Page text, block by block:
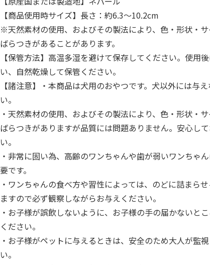
【商品使用時サイズ】長さ：約6.3～10.2cm
※天然素材の使用、およびその製法により、色・形状・サ
ばらつきがあることがあります。
【保管方法】高温多湿を避けて保存してください。使用
い、自然乾燥して保管ください。
【諸注意】・本商品は犬用のおやつです。犬以外には与
い。
・天然素材の使用、およびその製法により、色・形状・
ばらつきがありますが品質には問題ありません。安心し
い。
・非常に固い為、高齢のワンちゃんや歯が弱いワンちゃ
要です。
・ワンちゃんの食べ方や習性によっては、のどに詰まら
ますので必ず観察しながらお与えください。
・お子様が誤飲しないように、お子様の手の届かないと
ください。
・お子様がペットに与えるときは、安全のため大人が監
い。